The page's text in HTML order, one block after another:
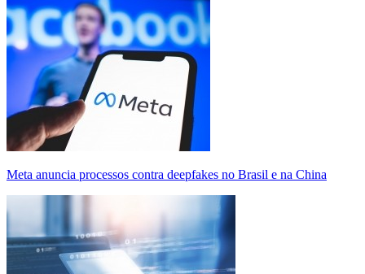
Meta anuncia processos contra deepfakes no Brasil e na China